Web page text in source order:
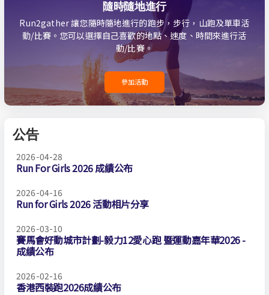
隨時隨地進行
Run2gather 讓您隨時隨地進行的跑步，步行，山跑及單車活
動/比賽。您可以選擇自己喜歡的地點、速度、時間來進行活
動/比賽。
參加活動
公告
2026-04-28
Run For Girls 2026 成績公布
2026-04-16
Run for Girls 2026 活動相片分享
2026-03-10
賽馬會好動城市計劃-毅力12愛心跑 暨運動嘉年華2026 -
成績公布
2026-02-16
香港西裝跑2026成績公布